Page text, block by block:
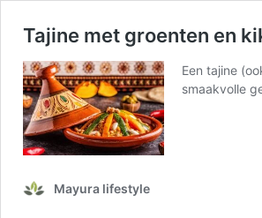
Tajine met groenten en
Een tajine
smaakvolle
Mayura lifestyle